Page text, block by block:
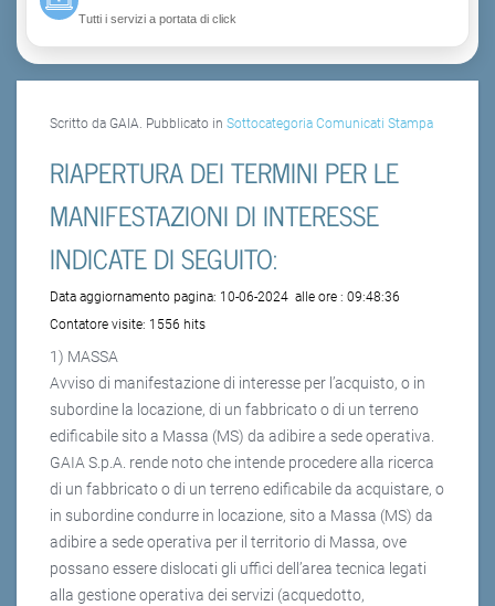
Tutti i servizi a portata di click
Scritto da GAIA. Pubblicato in Sottocategoria Comunicati Stampa
RIAPERTURA DEI TERMINI PER LE
MANIFESTAZIONI DI INTERESSE
INDICATE DI SEGUITO:
Data aggiornamento pagina: 10-06-2024 alle ore : 09:48:36
Contatore visite: 1556 hits
1) MASSA
Avviso di manifestazione di interesse per l’acquisto, o in
subordine la locazione, di un fabbricato o di un terreno
edificabile sito a Massa (MS) da adibire a sede operativa.
GAIA S.p.A. rende noto che intende procedere alla ricerca
di un fabbricato o di un terreno edificabile da acquistare, o
in subordine condurre in locazione, sito a Massa (MS) da
adibire a sede operativa per il territorio di Massa, ove
possano essere dislocati gli uffici dell’area tecnica legati
alla gestione operativa dei servizi (acquedotto,